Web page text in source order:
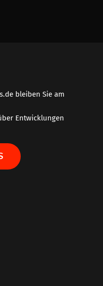
bleiben Sie am
Entwicklungen